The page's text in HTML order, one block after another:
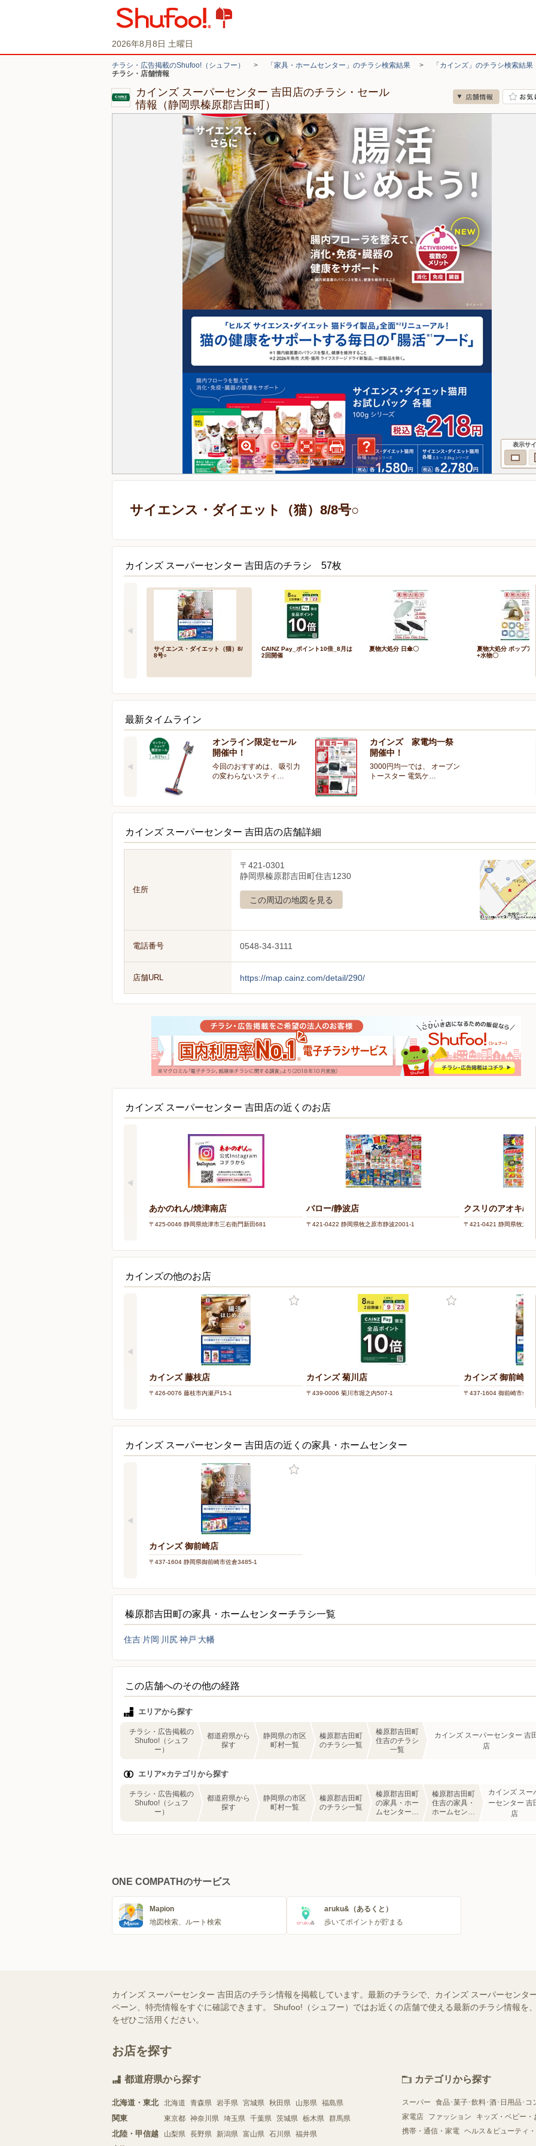
2026年8月8日 土曜日
チラシ・広告掲載のShufoo!（シュフー） > 「家具・ホームセンター」のチラシ検索結果 > 「カインズ」のチラシ検索結果
チラシ・店舗情報
カインズ スーパーセンター 吉田店のチラシ・セール
情報（静岡県榛原郡吉田町）
表示サ
サイエンス・ダイエット（猫）8/8号○
カインズ スーパーセンター 吉田店のチラシ 57枚
サイエンス・ダイエット（猫）8/
8号○
CAINZ Pay_ポイント10倍_8月は
2回開催
夏物大処分 日傘〇
夏物大処分 ポップア
+水物〇
最新タイムライン
オンライン限定セール
開催中！
今回のおすすめは、 吸引力
の変わらないスティ…
カインズ 家電均一祭
開催中！
3000円均一では、 オーブン
トースター 電気ケ…
カインズ スーパーセンター 吉田店の店舗詳細
住所
〒421-0301
静岡県榛原郡吉田町住吉1230
この周辺の地図を見る
電話番号 0548-34-3111
店舗URL https://map.cainz.com/detail/290/
カインズ スーパーセンター 吉田店の近くのお店
あかのれん/焼津南店
〒425-0046 静岡県焼津市三右衛門新田681
バロー/静波店
〒421-0422 静岡県牧之原市静波2001-1
クスリのアオキ/細
〒421-0421 静岡県牧之原
カインズの他のお店
カインズ 藤枝店
〒426-0076 藤枝市内瀬戸15-1
カインズ 菊川店
〒439-0006 菊川市堀之内507-1
カインズ 御前崎店
〒437-1604 御前崎市佐倉
カインズ スーパーセンター 吉田店の近くの家具・ホームセンター
カインズ 御前崎店
〒437-1604 静岡県御前崎市佐倉3485-1
榛原郡吉田町の家具・ホームセンターチラシ一覧
住吉 片岡 川尻神戸 大幡
この店舗へのその他の経路
エリアから探す
チラシ・広告掲載の
Shufoo!（シュフ
ー）
都道府県から
探す
静岡県の市区
町村一覧
榛原郡吉田町
のチラシ一覧
榛原郡吉田町
住吉のチラシ
一覧
カインズ スーパーセンター 吉
店
エリア×カテゴリから探す
チラシ・広告掲載の
Shufoo!（シュフ
ー）
都道府県から
探す
静岡県の市区
町村一覧
榛原郡吉田町
のチラシ一覧
榛原郡吉田町
の家具・ホー
ムセンターの
榛原郡吉田町
住吉の家具・
ホームセンタ
カインズ スー
ーセンター 吉
店
ONE COMPATHのサービス
Mapion
地図検索、ルート検索
aruku&（あるくと）
歩いてポイントが貯まる
カインズ スーパーセンター 吉田店のチラシ情報を掲載しています。最新のチラシで、カインズ スーパーセンタ
ペーン、特売情報をすぐに確認できます。 Shufoo!（シュフー）ではお近くの店舗で使える最新のチラシ情報を
をぜひご活用ください。
お店を探す
都道府県から探す
北海道・東北 北海道 青森県 岩手県 宮城県 秋田県 山形県 福島県
関東 東京都 神奈川県 埼玉県 千葉県 茨城県 栃木県 群馬県
北陸・甲信越 山梨県 長野県 新潟県 富山県 石川県 福井県
カテゴリから探す
スーパー 食品･菓子･飲料･酒･日用品･コ
家電店
ファッション キッズ・ベビー・
携帯・通信・家電 ヘルス＆ビューティ